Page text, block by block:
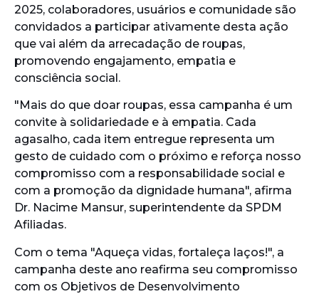
2025, colaboradores, usuários e comunidade são
convidados a participar ativamente desta ação
que vai além da arrecadação de roupas,
promovendo engajamento, empatia e
consciência social.
"Mais do que doar roupas, essa campanha é um
convite à solidariedade e à empatia. Cada
agasalho, cada item entregue representa um
gesto de cuidado com o próximo e reforça nosso
compromisso com a responsabilidade social e
com a promoção da dignidade humana", afirma
Dr. Nacime Mansur, superintendente da SPDM
Afiliadas.
Com o tema "Aqueça vidas, fortaleça laços!", a
campanha deste ano reafirma seu compromisso
com os Objetivos de Desenvolvimento